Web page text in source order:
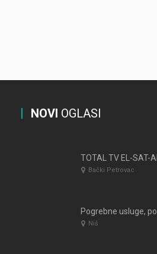
NOVI OGLASI
Bački Petrovac
Niš